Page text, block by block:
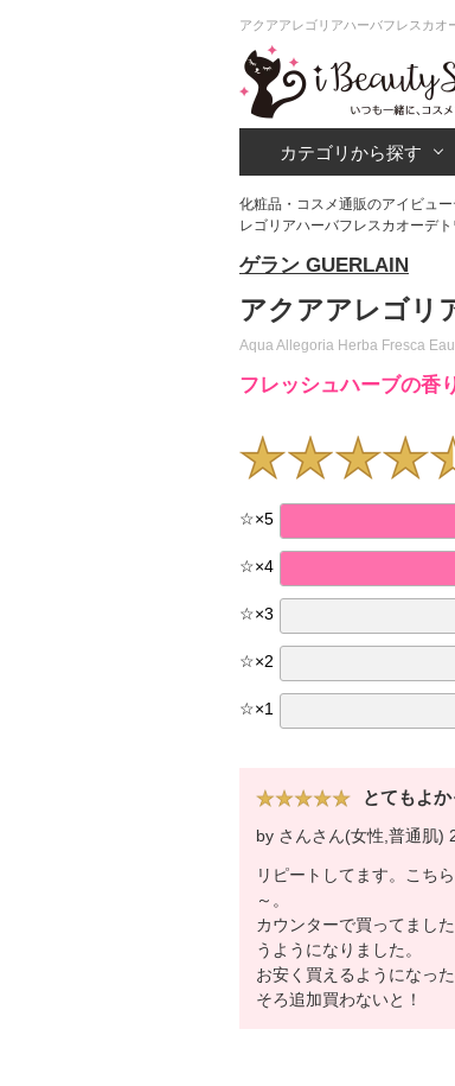
アクアアレゴリアハーバフレスカ
カテゴリから探す
化粧品・コスメ通販のアイビュ
レゴリアハーバフレスカオーデト
ゲラン GUERLAIN
アクアアレゴリ
Aqua Allegoria Herba Fresca
フレッシュハーブの香
☆×5
☆×4
☆×3
☆×2
☆×1
とてもよ
by さんさん(女性,普通肌)
リピートしてます。こち
～。
カウンターで買ってまし
うようになりました。
お安く買えるようになっ
そろ追加買わないと！